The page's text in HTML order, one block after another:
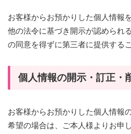
お客様からお預かりした個人情報
他の法令に基づき開示が認められ
の同意を得ずに第三者に提供する
個人情報の開示・訂正・
お客様からお預かりした個人情報
希望の場合は、ご本人様よりお申